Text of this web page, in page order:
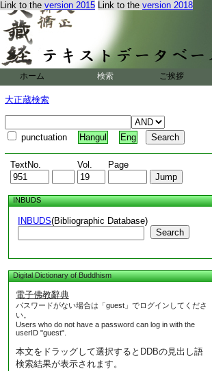
Link to the version 2015 Link to the version 2018
ホーム 検索 ご挨拶
大正蔵検索
punctuation Hangul Eng
TextNo. Vol. Page
INBUDS
INBUDS(Bibliographic Database)
Search
Digital Dictionary of Buddhism
電子佛教辭典
パスワードがない場合は「guest」でログインしてくださ
い。
Users who do not have a password can log in with the
userID "guest".
本文をドラッグして選択するとDDBの見出し語
検索結果が表示されます。